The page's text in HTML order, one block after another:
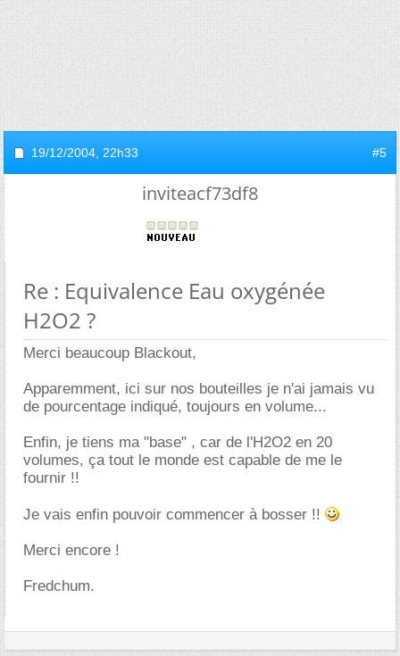
19/12/2004, 22h33 #5
inviteacf73df8
Re : Equivalence Eau oxygénée
H2O2 ?
Merci beaucoup Blackout,
Apparemment, ici sur nos bouteilles je n'ai jamais vu
de pourcentage indiqué, toujours en volume...
Enfin, je tiens ma "base" , car de l'H2O2 en 20
volumes, ça tout le monde est capable de me le
fournir !!
Je vais enfin pouvoir commencer à bosser !!
Merci encore !
Fredchum.